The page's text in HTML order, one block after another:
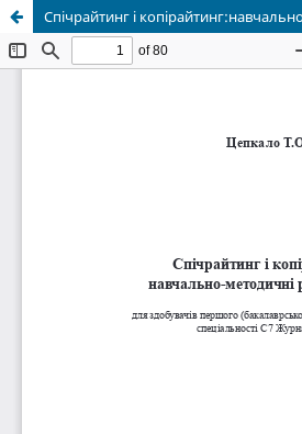
Спічрайтинг і